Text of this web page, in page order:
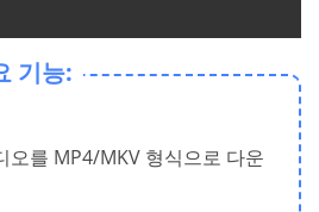
기능:
오를 MP4/MKV 형식으로 다운